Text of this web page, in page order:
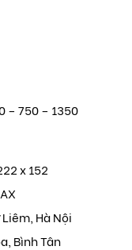
– 750 – 1350
x 152
Hà Nội
Bình Tân